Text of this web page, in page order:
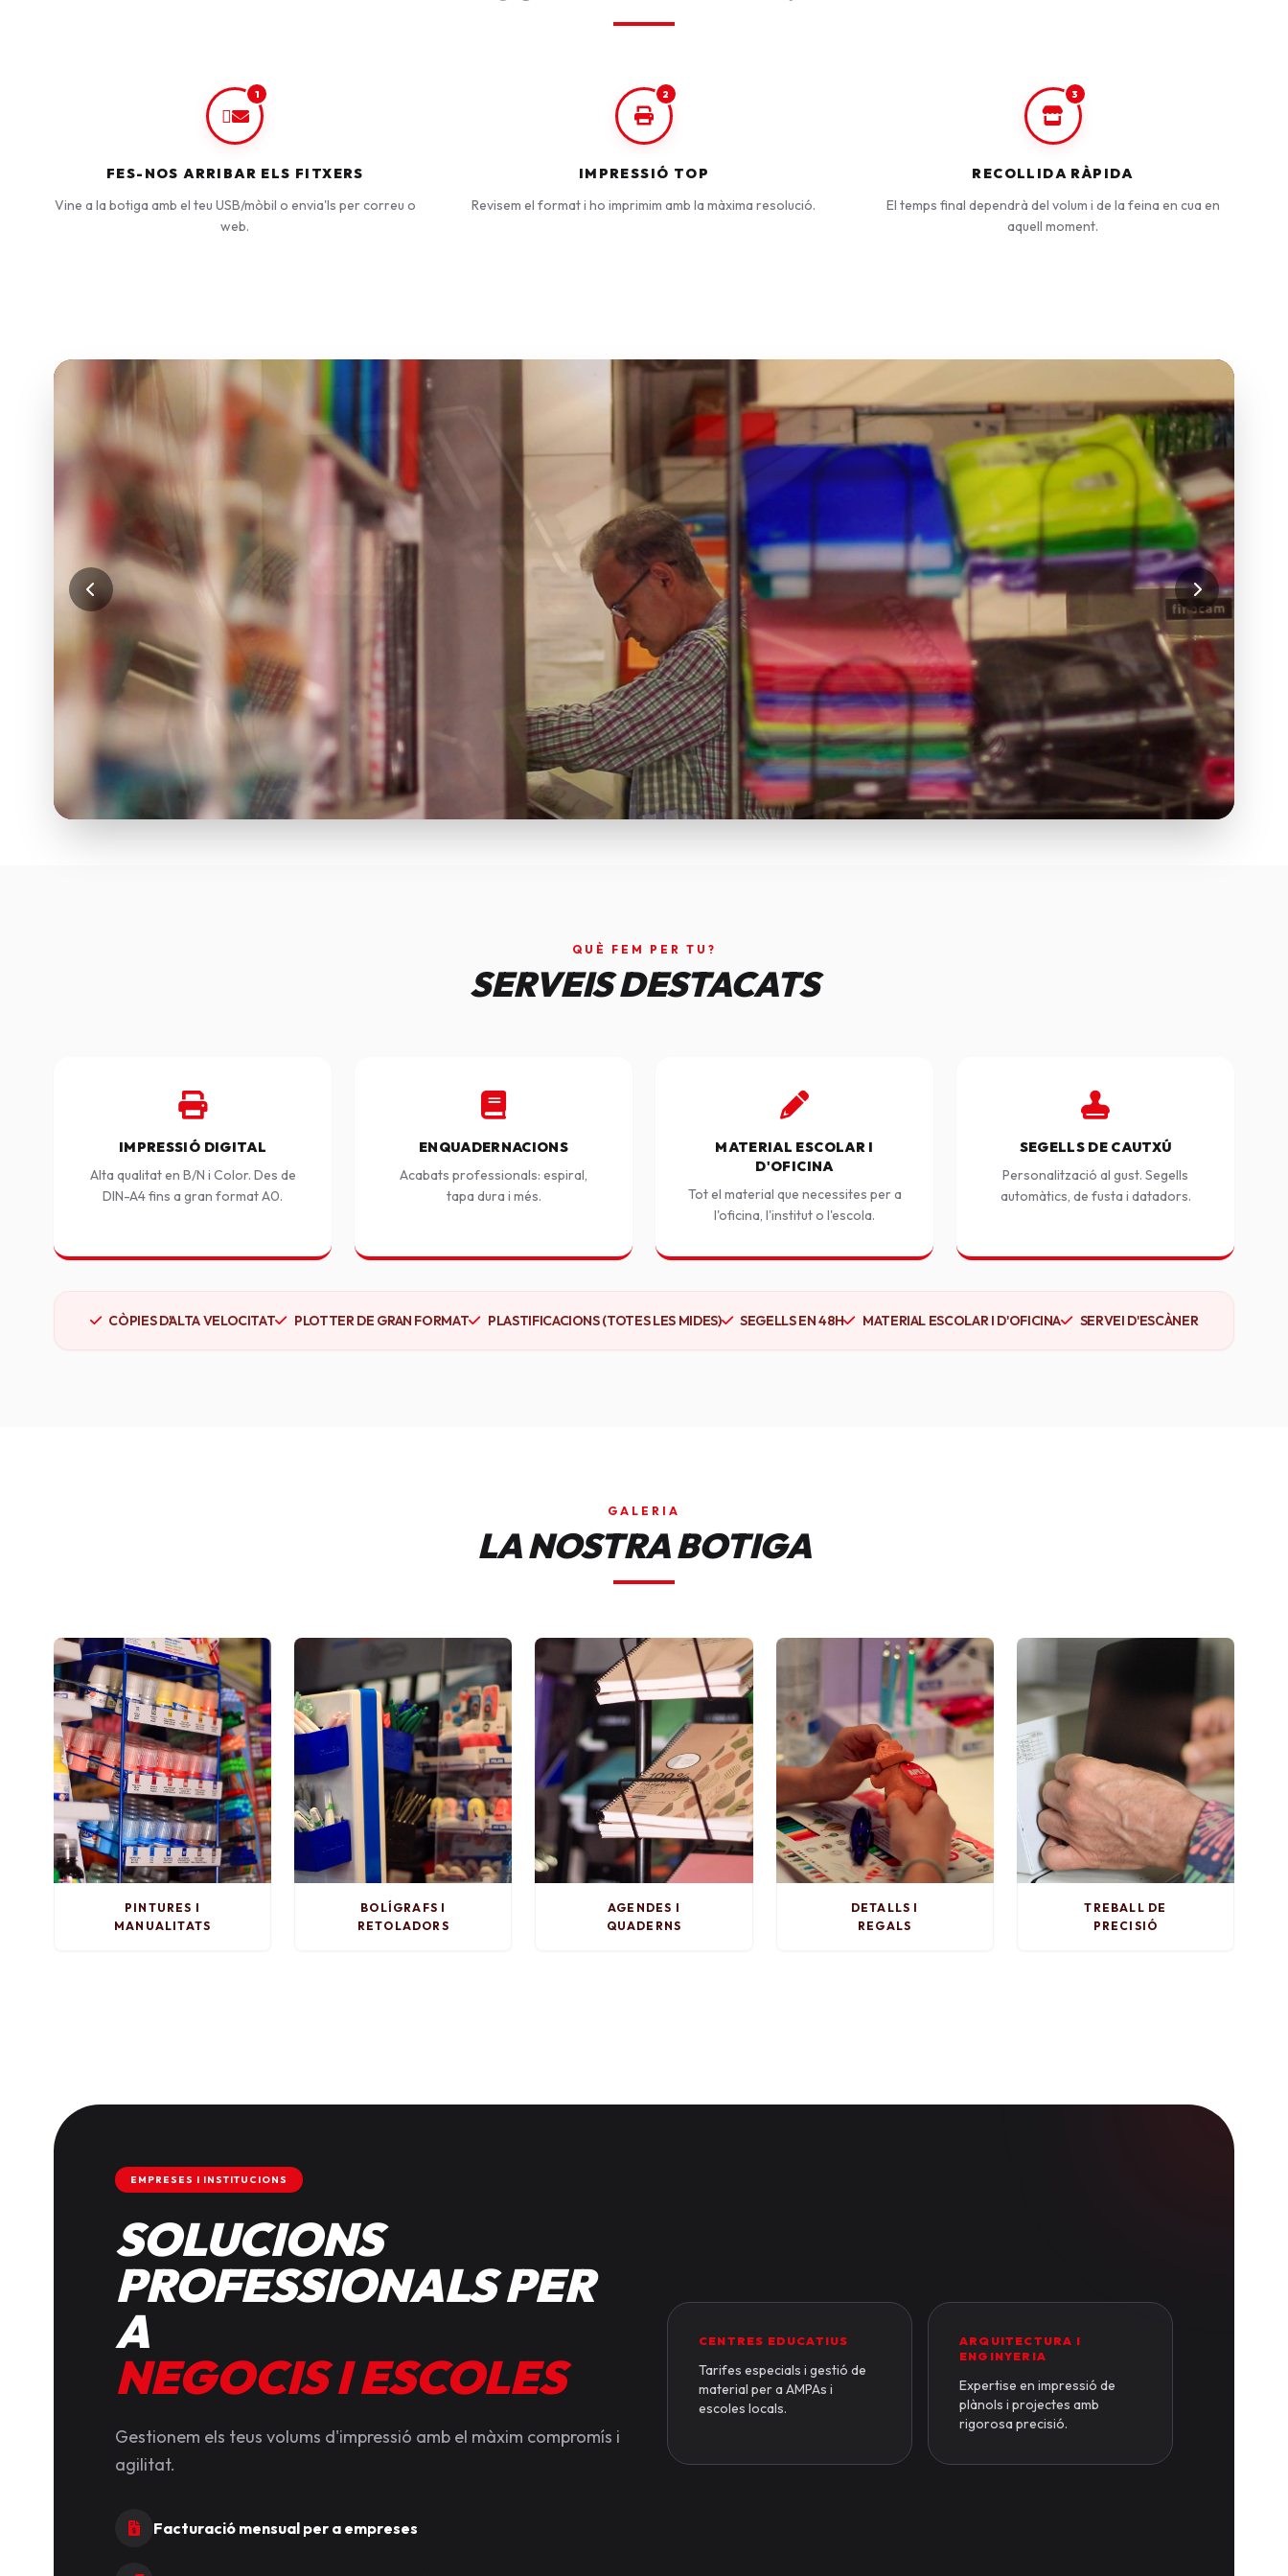
1
FES-NOS ARRIBAR ELS FITXERS
Vine a la botiga amb el teu USB/mòbil o envia'ls per correu o
web.
2
IMPRESSIÓ TOP
Revisem el format i ho imprimim amb la màxima resolució.
3
RECOLLIDA RÀPIDA
El temps final dependrà del volum i de la feina en cua en
aquell moment.
QUÈ FEM PER TU?
SERVEIS DESTACATS
IMPRESSIÓ DIGITAL
Alta qualitat en B/N i Color. Des de
DIN-A4 fins a gran format A0.
ENQUADERNACIONS
Acabats professionals: espiral,
tapa dura i més.
MATERIAL ESCOLAR I
D'OFICINA
Tot el material que necessites per a
l'oficina, l'institut o l'escola.
SEGELLS DE CAUTXÚ
Personalització al gust. Segells
automàtics, de fusta i datadors.
CÒPIES D'ALTA VELOCITAT PLOTTER DE GRAN FORMAT PLASTIFICACIONS (TOTES LES MIDES) SEGELLS EN 48H MATERIAL ESCOLAR I D'OFICINA SERVEI D'ESCÀNER
GALERIA
LA NOSTRA BOTIGA
PINTURES I
MANUALITATS
BOLÍGRAFS I
RETOLADORS
AGENDES I
QUADERNS
DETALLS I
REGALS
TREBALL DE
PRECISIÓ
EMPRESES I INSTITUCIONS
SOLUCIONS
PROFESSIONALS PER
A
NEGOCIS I ESCOLES
Gestionem els teus volums d'impressió amb el màxim compromís i
agilitat.
Facturació mensual per a empreses
CENTRES EDUCATIUS
Tarifes especials i gestió de
material per a AMPAs i
escoles locals.
ARQUITECTURA I
ENGINYERIA
Expertise en impressió de
plànols i projectes amb
rigorosa precisió.